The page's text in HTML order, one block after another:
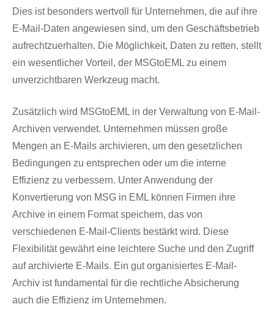
Dies ist besonders wertvoll für Unternehmen, die auf ihre
E-Mail-Daten angewiesen sind, um den Geschäftsbetrieb
aufrechtzuerhalten. Die Möglichkeit, Daten zu retten, stellt
ein wesentlicher Vorteil, der MSGtoEML zu einem
unverzichtbaren Werkzeug macht.
Zusätzlich wird MSGtoEML in der Verwaltung von E-Mail-
Archiven verwendet. Unternehmen müssen große
Mengen an E-Mails archivieren, um den gesetzlichen
Bedingungen zu entsprechen oder um die interne
Effizienz zu verbessern. Unter Anwendung der
Konvertierung von MSG in EML können Firmen ihre
Archive in einem Format speichern, das von
verschiedenen E-Mail-Clients bestärkt wird. Diese
Flexibilität gewährt eine leichtere Suche und den Zugriff
auf archivierte E-Mails. Ein gut organisiertes E-Mail-
Archiv ist fundamental für die rechtliche Absicherung
auch die Effizienz im Unternehmen.